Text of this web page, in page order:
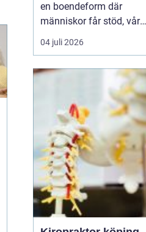
en boendeform där
människor får stöd, vård
och struktur under en
period i livet när det
öppenvården inte räcker.
Målet är att skapa
trygghet, stabilitet och
förutsättni...
04 juli 2026